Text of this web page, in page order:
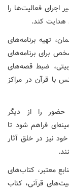
اجرای فعالیت‌ها را
هدایت کند.
تهیه برنامه‌های
برای برنامه‌های
ضبط قصه‌های
با قرآن در مراکز
حضور را از دیگر
فراهم شود تا
نیز در خلق آثار
معتبر، کتاب‌های
قرآنی، کتاب